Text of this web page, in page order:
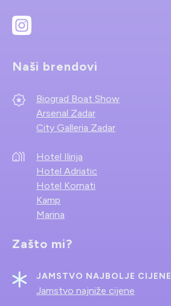
Naši brendovi
Biograd Boat Show
Arsenal Zadar
City Galleria Zadar
Hotel Ilirija
Hotel Adriatic
Hotel Kornati
Kamp
Marina
Zašto mi?
JAMSTVO NAJBOLJE CIJENE
Jamstvo najniže cijene